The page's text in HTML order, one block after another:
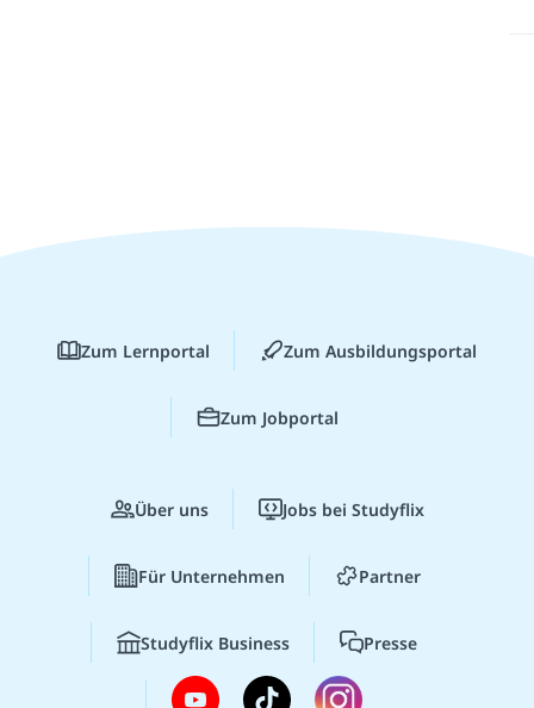
Zum Lernportal Zum Ausbildungsportal
Zum Jobportal
Über uns Jobs bei Studyflix
Für Unternehmen Partner
Studyflix Business Presse